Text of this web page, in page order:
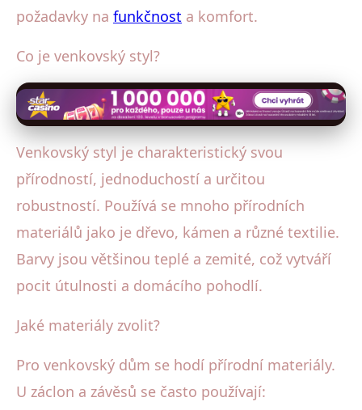
požadavky na funkčnost a komfort.
Co je venkovský styl?
Venkovský styl je charakteristický svou
přírodností, jednoduchostí a určitou
robustností. Používá se mnoho přírodních
materiálů jako je dřevo, kámen a různé textilie.
Barvy jsou většinou teplé a zemité, což vytváří
pocit útulnosti a domácího pohodlí.
Jaké materiály zvolit?
Pro venkovský dům se hodí přírodní materiály.
U záclon a závěsů se často používají: